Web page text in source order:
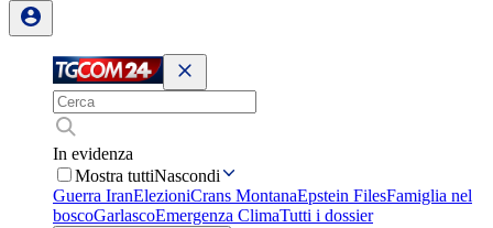
In evidenza
Mostra tuttiNascondi
Guerra IranElezioniCrans MontanaEpstein FilesFamiglia nel
boscoGarlascoEmergenza ClimaTutti i dossier